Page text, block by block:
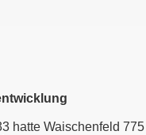
hatte Waischenfeld